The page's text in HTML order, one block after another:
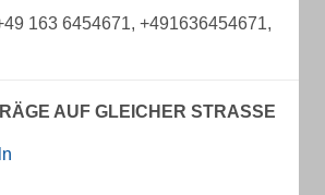
163 6454671, +491636454671,
AUF GLEICHER STRASSE